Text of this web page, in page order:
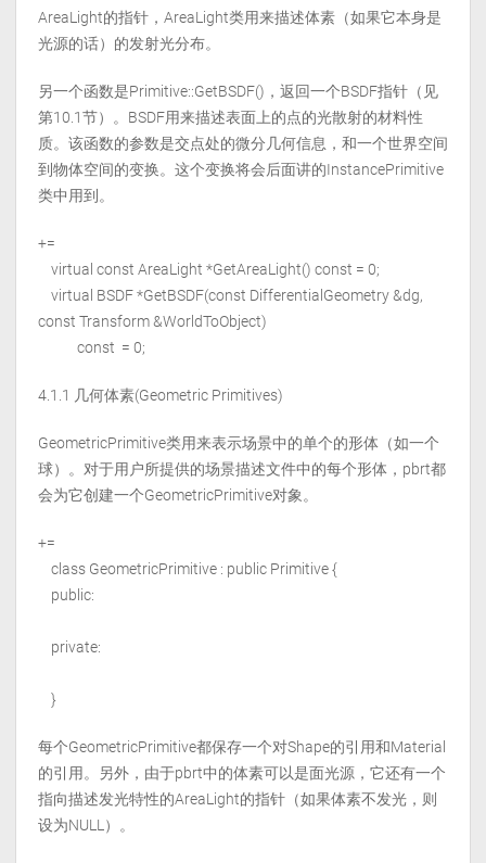
AreaLight的指针，AreaLight类用来描述体素（如果它本身是
光源的话）的发射光分布。
另一个函数是Primitive::GetBSDF()，返回一个BSDF指针（见
第10.1节）。BSDF用来描述表面上的点的光散射的材料性
质。该函数的参数是交点处的微分几何信息，和一个世界空间
到物体空间的变换。这个变换将会后面讲的InstancePrimitive
类中用到。
+=
virtual const AreaLight *GetAreaLight() const = 0;
virtual BSDF *GetBSDF(const DifferentialGeometry &dg,
const Transform &WorldToObject)
const = 0;
4.1.1 几何体素(Geometric Primitives)
GeometricPrimitive类用来表示场景中的单个的形体（如一个
球）。对于用户所提供的场景描述文件中的每个形体，pbrt都
会为它创建一个GeometricPrimitive对象。
+=
class GeometricPrimitive : public Primitive {
public:
private:
}
每个GeometricPrimitive都保存一个对Shape的引用和Material
的引用。另外，由于pbrt中的体素可以是面光源，它还有一个
指向描述发光特性的AreaLight的指针（如果体素不发光，则
设为NULL）。